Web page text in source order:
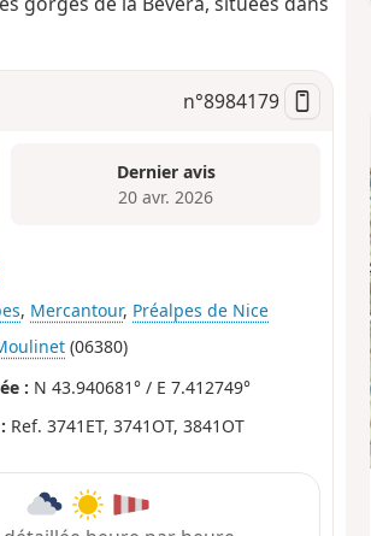
n°8984179
Dernier avis
20 avr. 2026
, Mercantour, Préalpes de Nice
(06380)
: N 43.940681° / E 7.412749°
Ref. 3741ET, 3741OT, 3841OT